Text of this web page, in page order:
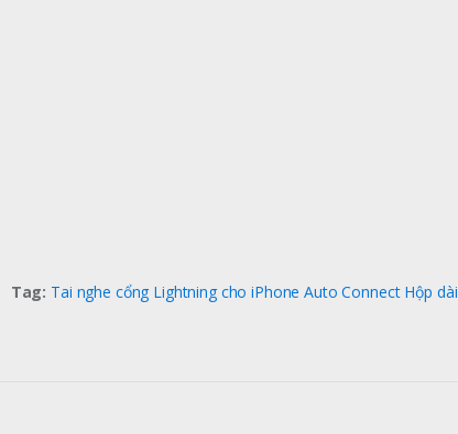
Tag: Tai nghe cổng Lightning cho iPhone Auto Connect Hộp dài